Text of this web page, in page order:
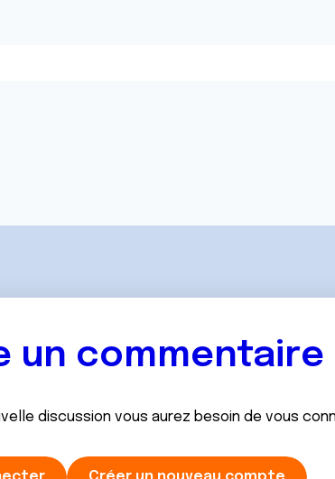
un commentaire
discussion vous aurez besoin de vous